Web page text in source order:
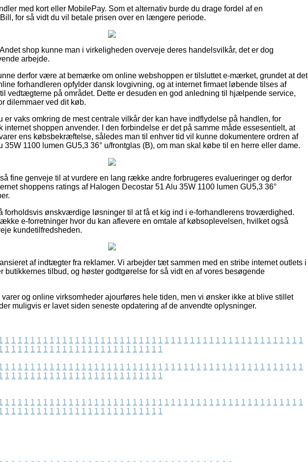
med kort eller MobilePay. Som et alternativ burde du drage fordel af en
for så vidt du vil betale prisen over en længere periode.
shop kunne man i virkeligheden overveje deres handelsvilkår, det er dog
arbejde.
derfor være at bemærke om online webshoppen er tilsluttet e-mærket, grundet at det
forhandleren opfylder dansk lovgivning, og at internet firmaet løbende tilses af
vedtægterne på området. Dette er desuden en god anledning til hjælpende service,
dilemmaer ved dit køb.
er vaks omkring de mest centrale vilkår der kan have indflydelse på handlen, for
internet shoppen anvender. I den forbindelse er det på samme måde essesentielt, at
ens købsbekræftelse, således man til enhver tid vil kunne dokumentere ordren af
35W 1100 lumen GU5,3 36° u/frontglas (B), om man skal købe til en herre eller dame.
fine genveje til at vurdere en lang række andre forbrugeres evalueringer og derfor
shoppens ratings af Halogen Decostar 51 Alu 35W 1100 lumen GU5,3 36°
forholdsvis ønskværdige løsninger til at få et kig ind i e-forhandlerens troværdighed.
e-forretninger hvor du kan aflevere en omtale af købsoplevelsen, hvilket også
kundetilfredsheden.
af indtægter fra reklamer. Vi arbejder tæt sammen med en stribe internet outlets i
butikkernes tilbud, og høster godtgørelse for så vidt en af vores besøgende
og online virksomheder ajourføres hele tiden, men vi ønsker ikke at blive stillet
muligvis er lavet siden seneste opdatering af de anvendte oplysninger.
1 1 1 1 1 1 1 1 1 1 1 1 1 1 1 1 1 1 1 1 1 1 1 1 1 1 1 1 1 1 1 1 1 1 1 1 1 1 1 1 1 1 1 1 1 1 1
1 1 1 1 1 1 1 1 1 1 1 1 1 1 1 1 1 1 1 1 1 1 1 1 1
1 1 1 1 1 1 1 1 1 1 1 1 1 1 1 1 1 1 1 1 1 1 1 1 1 1 1 1 1 1 1 1 1 1 1 1 1 1 1 1 1 1 1 1 1 1 1
1 1 1 1 1 1 1 1 1 1 1 1 1 1 1 1 1 1 1 1 1 1 1 1 1
1 1 1 1 1 1 1 1 1 1 1 1 1 1 1 1 1 1 1 1 1 1 1 1 1 1 1 1 1 1 1 1 1 1 1 1 1 1 1 1 1 1 1 1 1 1 1
1 1 1 1 1 1 1 1 1 1 1 1 1 1 1 1 1 1 1 1 1 1 1 1 1